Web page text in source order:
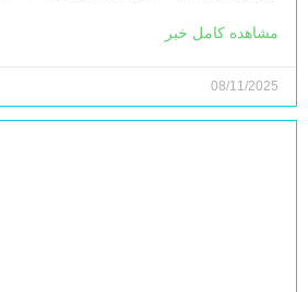
مشاهده کامل خبر
08/11/2025